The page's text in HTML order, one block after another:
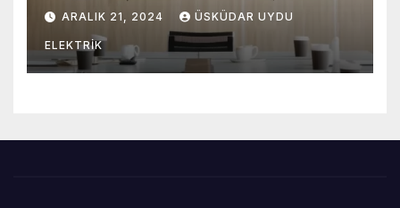
ARALIK 21, 2024 ÜSKÜDAR UYDU
ELEKTRIK